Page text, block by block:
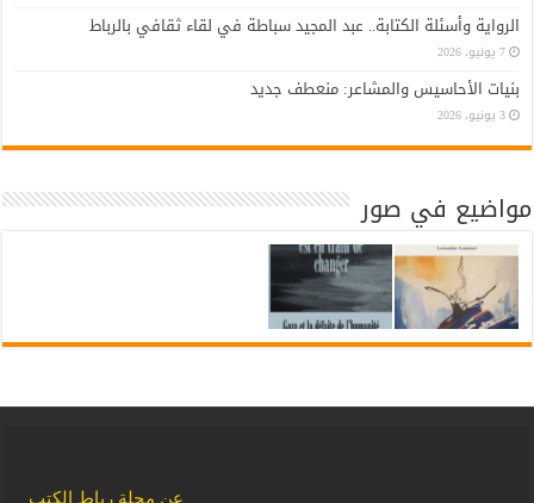
الرواية وأسئلة الكتابة.. عبد المجيد سباطة في لقاء ثقافي بالرباط
7 يونيو، 2026
بنيات الأحاسيس والمشاعر: منعطف جديد
3 يونيو، 2026
مواضيع في صور
عن مجلة رباط الكتب